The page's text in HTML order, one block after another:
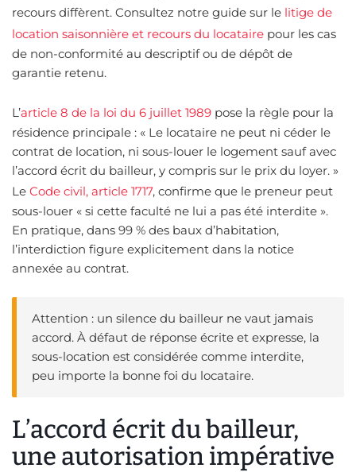
recours diffèrent. Consultez notre guide sur le litige de
location saisonnière et recours du locataire pour les cas
de non-conformité au descriptif ou de dépôt de
garantie retenu.
L’article 8 de la loi du 6 juillet 1989 pose la règle pour la
résidence principale : « Le locataire ne peut ni céder le
contrat de location, ni sous-louer le logement sauf avec
l’accord écrit du bailleur, y compris sur le prix du loyer. »
Le Code civil, article 1717, confirme que le preneur peut
sous-louer « si cette faculté ne lui a pas été interdite ».
En pratique, dans 99 % des baux d’habitation,
l’interdiction figure explicitement dans la notice
annexée au contrat.
Attention : un silence du bailleur ne vaut jamais
accord. À défaut de réponse écrite et expresse, la
sous-location est considérée comme interdite,
peu importe la bonne foi du locataire.
L’accord écrit du bailleur,
une autorisation impérative